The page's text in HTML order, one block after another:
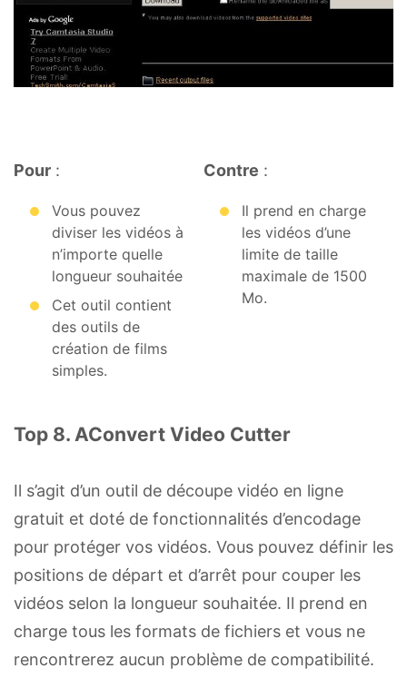
Pour :
Vous pouvez
diviser les vidéos à
n’importe quelle
longueur souhaitée
Cet outil contient
des outils de
création de films
simples.
Contre :
Il prend en charge
les vidéos d’une
limite de taille
maximale de 1500
Mo.
Top 8. AConvert Video Cutter
Il s’agit d’un outil de découpe vidéo en ligne
gratuit et doté de fonctionnalités d’encodage
pour protéger vos vidéos. Vous pouvez définir les
positions de départ et d’arrêt pour couper les
vidéos selon la longueur souhaitée. Il prend en
charge tous les formats de fichiers et vous ne
rencontrerez aucun problème de compatibilité.